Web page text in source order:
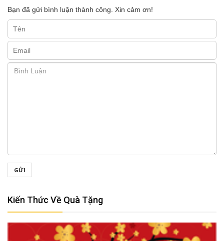
Bạn đã gửi bình luận thành công. Xin cảm ơn!
GỬI
Kiến Thức Về Quà Tặng